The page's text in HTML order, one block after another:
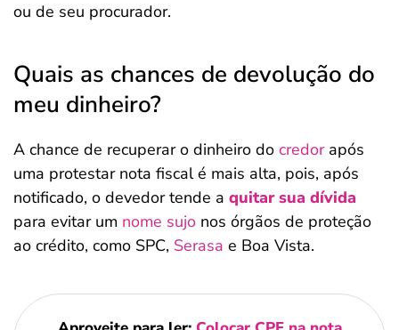
ou de seu procurador.
Quais as chances de devolução do
meu dinheiro?
A chance de recuperar o dinheiro do credorapós
uma protestar nota fiscal é mais alta, pois, após
notificado, o devedor tende a quitar sua dívida
para evitar um nome sujo nos órgãos de proteção
ao crédito, como SPC, Serasa e Boa Vista.